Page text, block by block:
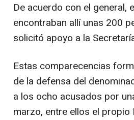
De acuerdo con el general,
encontraban allí unas 200
solicitó apoyo a la
Estas comparecencias
de la defensa del
a los ocho acusados por
marzo, entre ellos el